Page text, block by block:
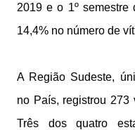
2019 e o 1º semestre
14,4% no número de
A Região Sudeste,
no País, registrou 273
Três dos quatro